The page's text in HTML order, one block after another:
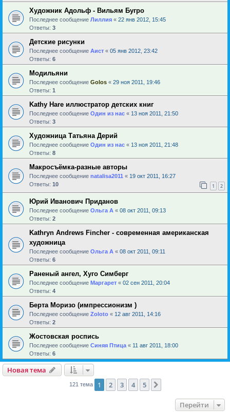
Художник Адольф - Вильям Бугро
Последнее сообщение Лиллия « 22 янв 2012, 15:45
Ответы: 3
Детские рисунки
Последнее сообщение Аист « 05 янв 2012, 23:42
Ответы: 6
Модильяни
Последнее сообщение Golos « 29 ноя 2011, 19:46
Ответы: 1
Kathy Hare иллюстратор детских книг
Последнее сообщение Один из нас « 13 ноя 2011, 21:50
Ответы: 3
Художница Татьяна Дерий
Последнее сообщение Один из нас « 13 ноя 2011, 21:48
Ответы: 8
Макросъёмка-разные авторы
Последнее сообщение natalisa2011 « 19 окт 2011, 16:27
Ответы: 10 1 2
Юрий Иванович Приданов
Последнее сообщение Ольга А « 08 окт 2011, 09:13
Ответы: 2
Kathryn Andrews Fincher - современная американская
художница
Последнее сообщение Ольга А « 08 окт 2011, 09:11
Ответы: 6
Раненый ангел, Хуго Симберг
Последнее сообщение Маргарет « 02 сен 2011, 20:04
Ответы: 4
Берта Моризо (импрессионизм )
Последнее сообщение Zoloto « 12 авг 2011, 14:16
Ответы: 2
Жостовская роспись
Последнее сообщение Синяя Птица « 11 авг 2011, 18:00
Ответы: 6
Новая тема
121 тема 1 2 3 4 5
Перейти